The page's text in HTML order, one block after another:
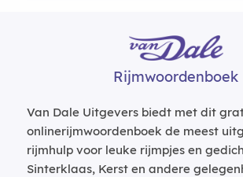
Rijmwoordenboek
Van Dale Uitgevers biedt met dit
onlinerijmwoordenboek de meest
rijmhulp voor leuke rijmpjes en
Sinterklaas, Kerst en andere